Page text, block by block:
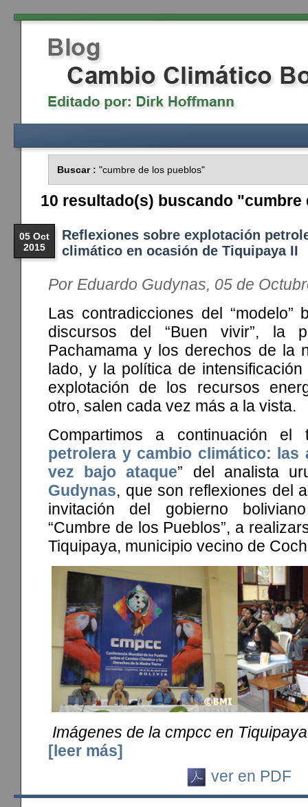
Buscar : "cumbre de los pueblos"
10 resultado(s) buscando
05 Oct
2015
Reflexiones sobre explotación
climático en ocasión de Tiquipaya II
Por Eduardo Gudynas, 05 de
Las contradicciones del “modelo”
discursos del “Buen vivir”, la
Pachamama y los derechos de la
lado, y la política de
explotación de los recursos
otro, salen cada vez más a la vista.
Compartimos a continuación el
petrolera y cambio climático: las
vez bajo ataque” del analista
Gudynas, que son reflexiones del
invitación del gobierno
“Cumbre de los Pueblos”, a
Tiquipaya, municipio vecino de
Imágenes de la cmpcc en
[leer más]
ver en PDF